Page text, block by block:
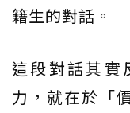
籍生的對話。
這段對話其實
力，就在於「